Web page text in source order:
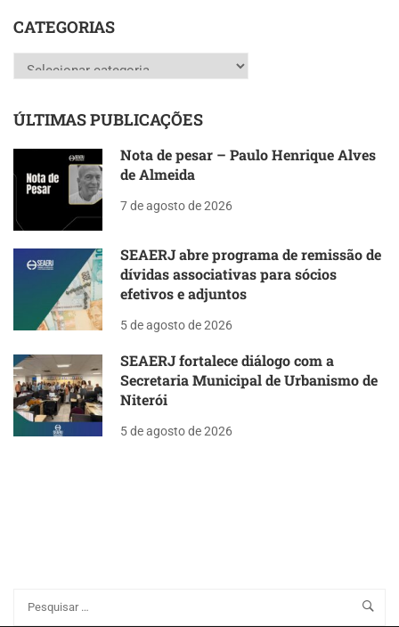
CATEGORIAS
Categorias
ÚLTIMAS PUBLICAÇÕES
Nota de pesar – Paulo Henrique Alves
de Almeida
7 de agosto de 2026
SEAERJ abre programa de remissão de
dívidas associativas para sócios
efetivos e adjuntos
5 de agosto de 2026
SEAERJ fortalece diálogo com a
Secretaria Municipal de Urbanismo de
Niterói
5 de agosto de 2026